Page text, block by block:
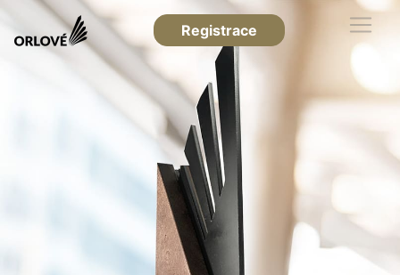
Registrace